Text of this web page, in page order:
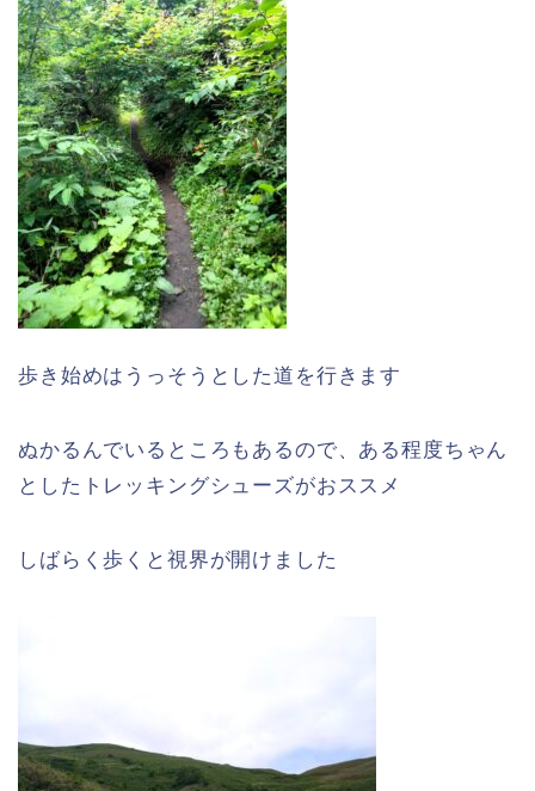
歩き始めはうっそうとした道を行きます
ぬかるんでいるところもあるので、ある程度ちゃん
としたトレッキングシューズがおススメ
しばらく歩くと視界が開けました